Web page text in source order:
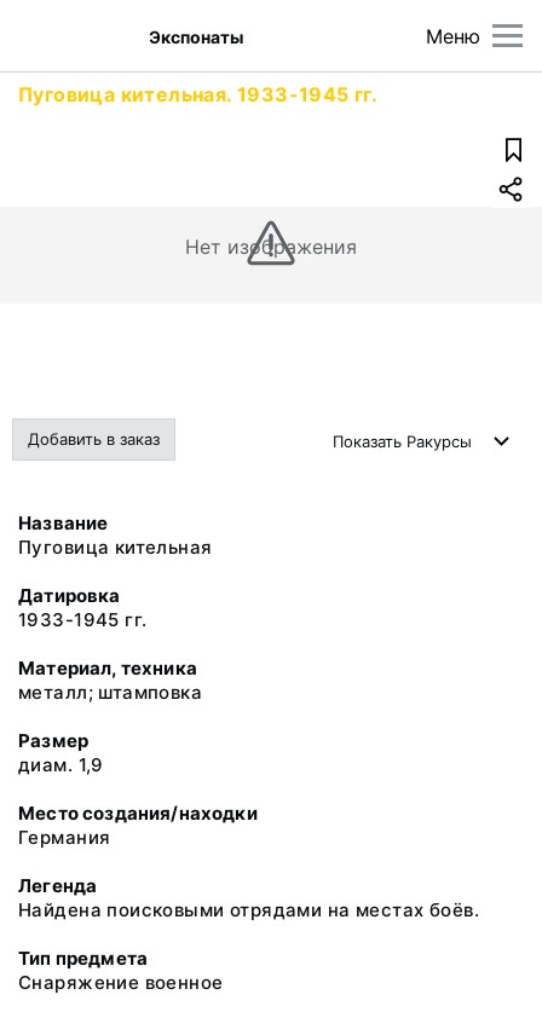
Меню
Экспонаты
Пуговица кительная. 1933-1945 гг.
Нет изображения
Добавить в заказ Показать Ракурсы
Название
Пуговица кительная
Датировка
1933-1945 гг.
Материал, техника
металл; штамповка
Размер
диам. 1,9
Место создания/находки
Германия
Легенда
Найдена поисковыми отрядами на местах боёв.
Тип предмета
Снаряжение военное